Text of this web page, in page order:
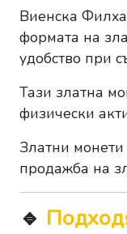
Виенска
формата на
удобство при
Тази златна
физически
Златни
продажба на
🔹